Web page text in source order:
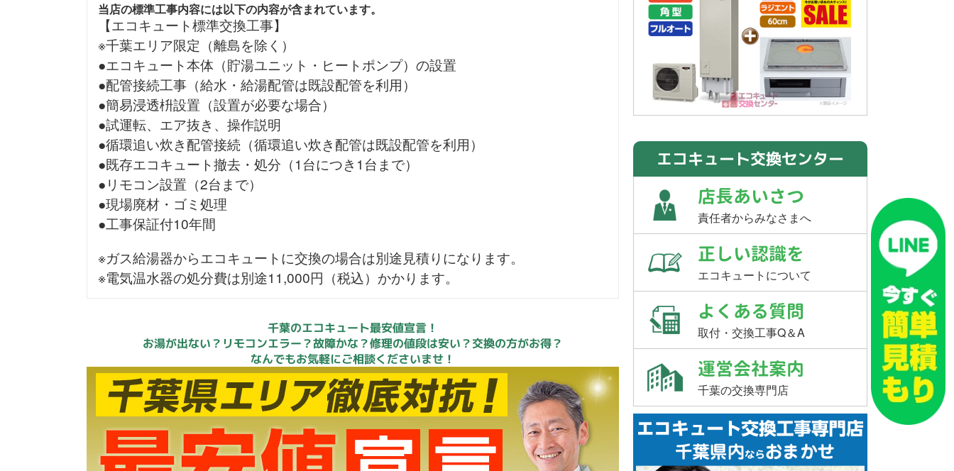
当店の標準工事内容には以下の内容が含まれています。
【エコキュート標準交換工事】
※千葉エリア限定（離島を除く）
●エコキュート本体（貯湯ユニット・ヒートポンプ）の設置
●配管接続工事（給水・給湯配管は既設配管を利用）
●簡易浸透枡設置（設置が必要な場合）
●試運転、エア抜き、操作説明
●循環追い炊き配管接続（循環追い炊き配管は既設配管を利用）
●既存エコキュート撤去・処分（1台につき1台まで）
●リモコン設置（2台まで）
●現場廃材・ゴミ処理
●工事保証付10年間
※ガス給湯器からエコキュートに交換の場合は別途見積りになります。
※電気温水器の処分費は別途11,000円（税込）かかります。
千葉のエコキュート最安値宣言！
お湯が出ない？リモコンエラー？故障かな？修理の値段は安い？交換の方がお得？
なんでもお気軽にご相談くださいませ！
エコキュート交換センター
店長あいさつ
責任者からみなさまへ
正しい認識を
エコキュートについて
よくある質問
取付・交換工事Q＆A
運営会社案内
千葉の交換専門店